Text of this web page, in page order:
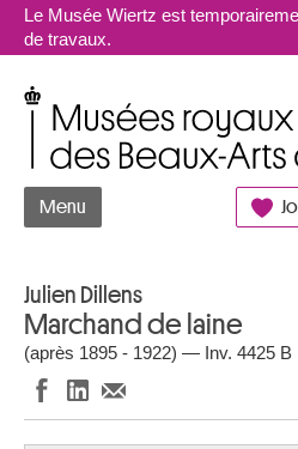
Le Musée Wiertz est
de travaux.
Menu
Julien Dillens
Marchand de laine
(après 1895 - 1922) — Inv. 4425 B